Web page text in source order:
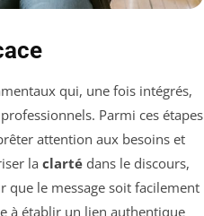
qui, une fois intégrés,
Parmi ces étapes
attention aux besoins et
la clarté dans le discours,
que le message soit facilement
à établir un lien authentique